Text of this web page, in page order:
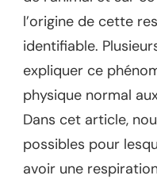
l’origine de cette
identifiable.
expliquer ce
physique normal
Dans cet article,
possibles pour
avoir une